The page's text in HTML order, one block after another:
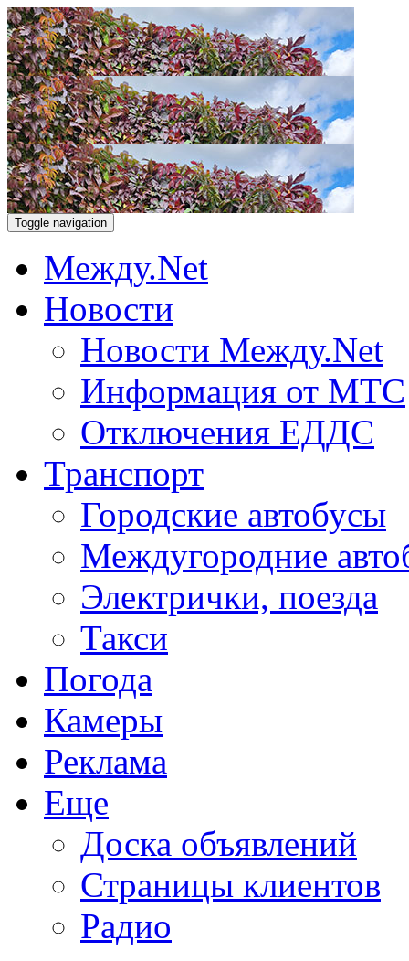
Toggle navigation
Между.Net
Новости
Новости Между.Net
Информация от МТС
Отключения ЕДДС
Транспорт
Городские автобусы
Междугородние
Электрички, поезда
Такси
Погода
Камеры
Реклама
Еще
Доска объявлений
Страницы клиентов
Радио